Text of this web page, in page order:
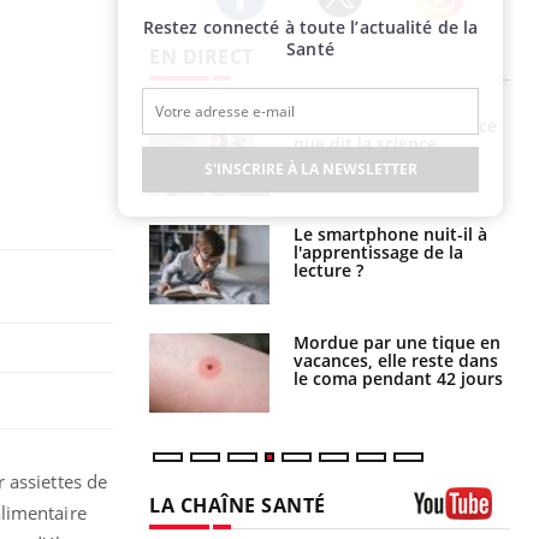
assiettes de
Facebook Twitter Instagram
que dit la science
Le smartphone nuit-il à
l'apprentissage de la
lecture ?
Mordue par une tique en
vacances, elle reste dans
le coma pendant 42 jours
LA CHAÎNE SANTÉ
Restez connecté à toute l’actualité de la
Santé
S'INSCRIRE À LA NEWSLETTER